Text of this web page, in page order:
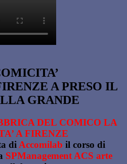
A PRESO IL
GRANDE
DEL COMICO LA
A FIRENZE
di Accomilab il corso di
SPManagement ACS arte